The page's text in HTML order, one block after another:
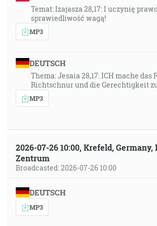
Temat: Izajasza 28,17: I uczynię
sprawiedliwość wagą!
MP3
DEUTSCH
Thema: Jesaia 28,17: ICH mache das
Richtschnur und die Gerechtigkeit
MP3
2026-07-26 10:00, Krefeld,
Zentrum
Broadcasted: 2026-07-26 10:00
DEUTSCH
MP3